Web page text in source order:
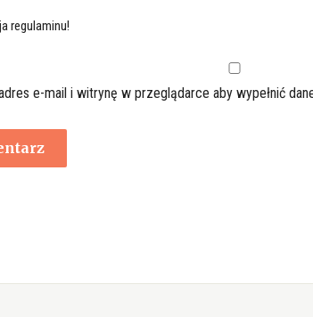
regulaminu!
e-mail i witrynę w przeglądarce aby wypełnić